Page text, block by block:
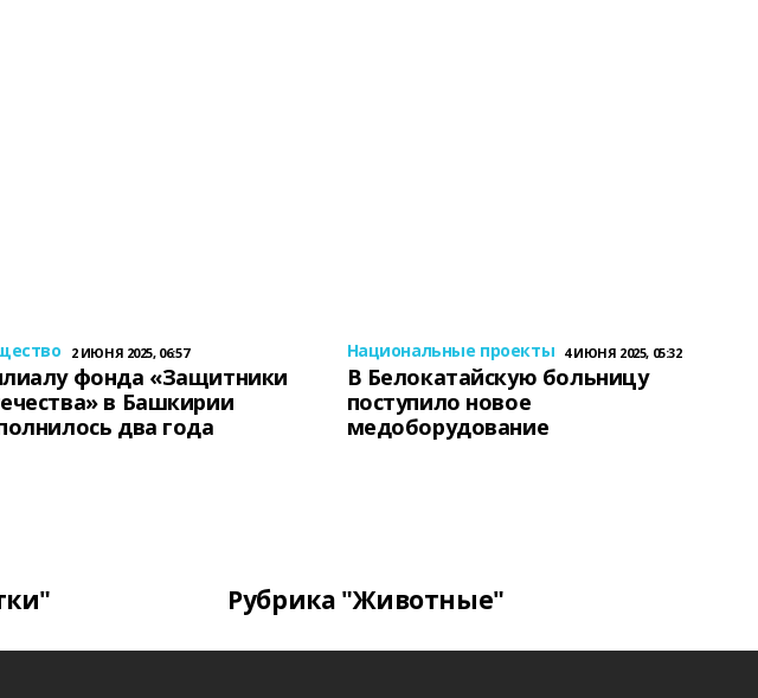
2 ИЮНЯ 2025, 06:57
фонда «Защитники
в Башкирии
два года
Национальные проекты 4 ИЮНЯ 2025, 05:32
В Белокатайскую больницу
поступило новое
медоборудование
Рубрика "Животные"